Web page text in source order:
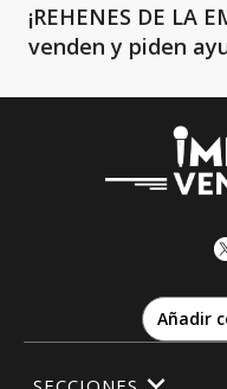
¡REHENES DE LA
venden y piden
Añadir